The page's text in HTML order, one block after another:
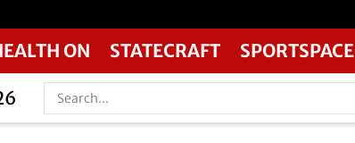
ON STATECRAFT SPORTSPACE